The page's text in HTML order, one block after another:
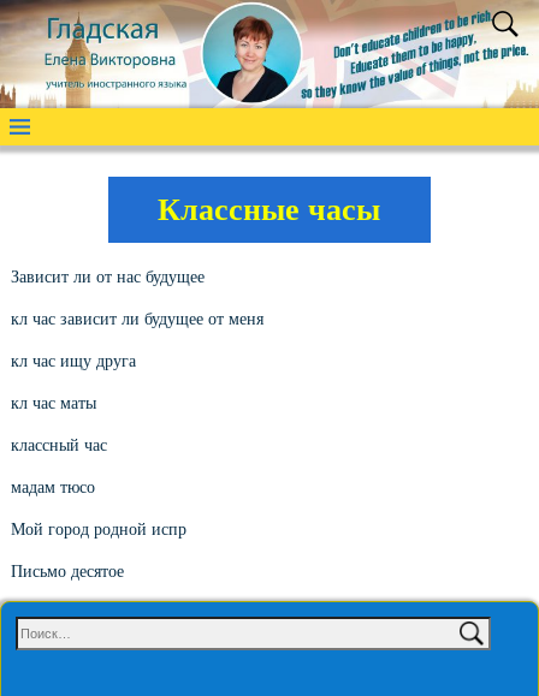
Классные часы
Зависит ли от нас будущее
кл час зависит ли будущее от меня
кл час ищу друга
кл час маты
классный час
мадам тюсо
Мой город родной испр
Письмо десятое